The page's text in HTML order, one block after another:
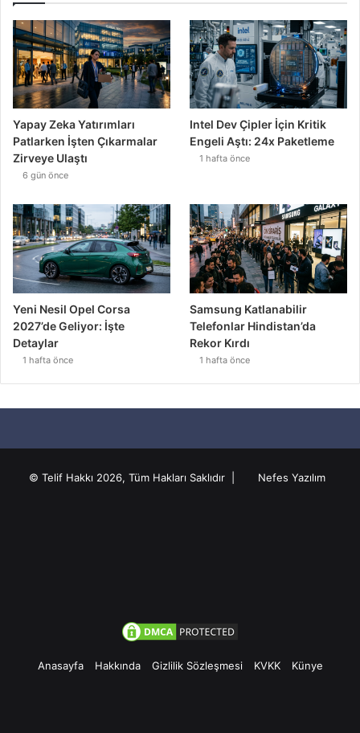
Yapay Zeka Yatırımları
Patlarken İşten Çıkarmalar
Zirveye Ulaştı
6 gün önce
Intel Dev Çipler İçin Kritik
Engeli Aştı: 24x Paketleme
1 hafta önce
Yeni Nesil Opel Corsa
2027’de Geliyor: İşte
Detaylar
1 hafta önce
Samsung Katlanabilir
Telefonlar Hindistan’da
Rekor Kırdı
1 hafta önce
© Telif Hakkı 2026, Tüm Hakları Saklıdır | Nefes Yazılım
Anasayfa Hakkında Gizlilik Sözleşmesi KVKK Künye